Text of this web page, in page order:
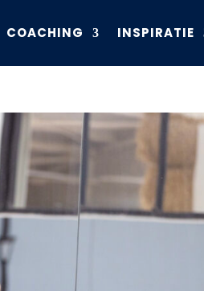
COACHING INSPIRATIE